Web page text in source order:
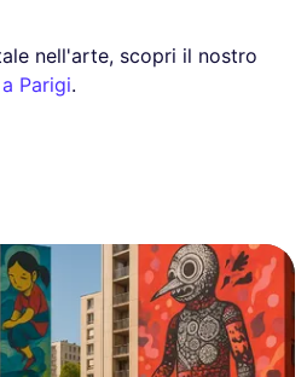
nell'arte, scopri il nostro
Parigi.